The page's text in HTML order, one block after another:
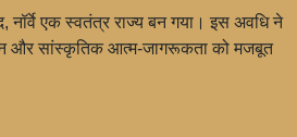
नॉर्वे एक स्वतंत्र राज्य बन गया। इस अवधि ने
और सांस्कृतिक आत्म-जागरूकता को मजबूत